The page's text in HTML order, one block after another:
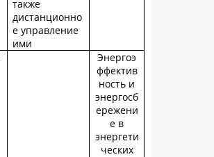
также
дистанционно
е управление
ими
Энергоэ
ффектив
ность и
энергосб
ережени
е в
энергети
ческих